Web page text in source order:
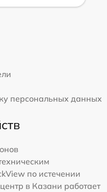
персональных данных
по истечении
в Казани работает